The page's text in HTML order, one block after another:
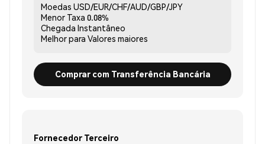
Moedas USD/EUR/CHF/AUD/GBP/JPY
Menor Taxa 0.08%
Chegada Instantâneo
Melhor para Valores maiores
Comprar com Transferência Bancária
Fornecedor Terceiro